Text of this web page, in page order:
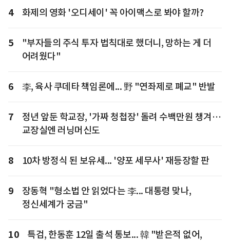
4 화제의 영화 '오디세이' 꼭 아이맥스로 봐야 할까?
5
"부자들의 주식 투자 법칙대로 했더니, 망하는 게 더
어려웠다"
6 李, 육사 쿠데타 책임론에... 野 "연좌제로 폐교" 반발
7
정년 앞둔 학교장, '가짜 청첩장' 돌려 수백만원 챙겨…
교장실엔 러닝머신도
8 10차 방정식 된 보유세... '양포 세무사' 재등장할 판
9
장동혁 "형소법 안 읽었다는 李... 대통령 맞나,
정신세계가 궁금"
10
특검, 한동훈 12일 출석 통보... 韓 "받은적 없어,